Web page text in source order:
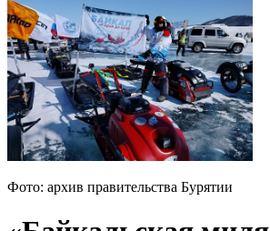
Фото: архив правительства Бурятии